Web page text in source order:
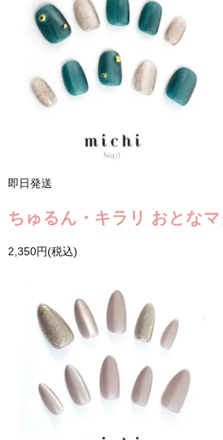
即日発送
ちゅるん・キラリ おとな
2,350円(税込)